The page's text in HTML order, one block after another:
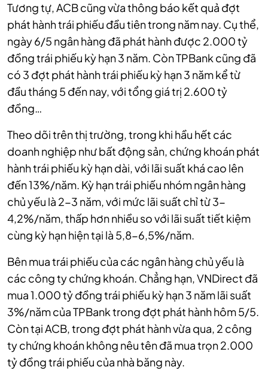
Tương tự, ACB cũng vừa thông báo kết quả đợt
phát hành trái phiếu đầu tiên trong năm nay. Cụ thể,
ngày 6/5 ngân hàng đã phát hành được 2.000 tỷ
đồng trái phiếu kỳ hạn 3 năm. Còn TPBank cũng đã
có 3 đợt phát hành trái phiếu kỳ hạn 3 năm kể từ
đầu tháng 5 đến nay, với tổng giá trị 2.600 tỷ
đồng…
Theo dõi trên thị trường, trong khi hầu hết các
doanh nghiệp như bất động sản, chứng khoán phát
hành trái phiếu kỳ hạn dài, với lãi suất khá cao lên
đến 13%/năm. Kỳ hạn trái phiếu nhóm ngân hàng
chủ yếu là 2-3 năm, với mức lãi suất chỉ từ 3-
4,2%/năm, thấp hơn nhiều so với lãi suất tiết kiệm
cùng kỳ hạn hiện tại là 5,8-6,5%/năm.
Bên mua trái phiếu của các ngân hàng chủ yếu là
các công ty chứng khoán. Chẳng hạn, VNDirect đã
mua 1.000 tỷ đồng trái phiếu kỳ hạn 3 năm lãi suất
3%/năm của TPBank trong đợt phát hành hôm 5/5.
Còn tại ACB, trong đợt phát hành vừa qua, 2 công
ty chứng khoán không nêu tên đã mua trọn 2.000
tỷ đồng trái phiếu của nhà băng này.